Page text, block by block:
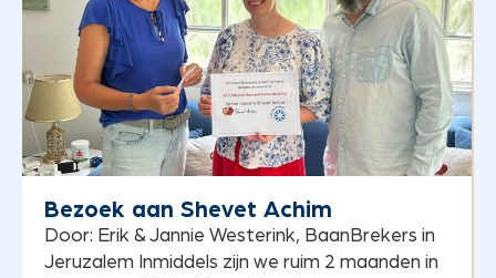
Bezoek aan Shevet Achim
Door: Erik & Jannie Westerink, BaanBrekers in
Jeruzalem Inmiddels zijn we ruim 2 maanden in